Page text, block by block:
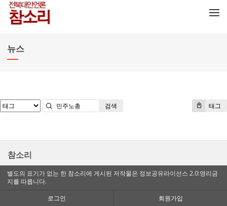
뉴스
태그
검색
참소리
별도의 표기가 없는 한 참소리에 게시된 저작물은 정보공유라이선스 2.0:영리금
지를 따릅니다.
로그인
회원가입